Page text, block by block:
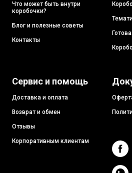
Что может быть внутри
коробочки?
Блог и полезные советы
Контакты
Сервис и помощь
Доставка и оплата
Возврат и обмен
Отзывы
Корпоративным клиентам